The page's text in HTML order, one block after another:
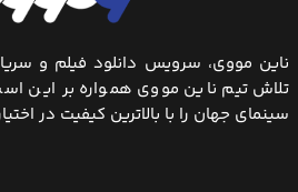
ناین مووی، سرویس دانلود فیلم و
تلاش تیم ناین مووی همواره بر این
سینمای جهان را با بالاترین کیفیت در